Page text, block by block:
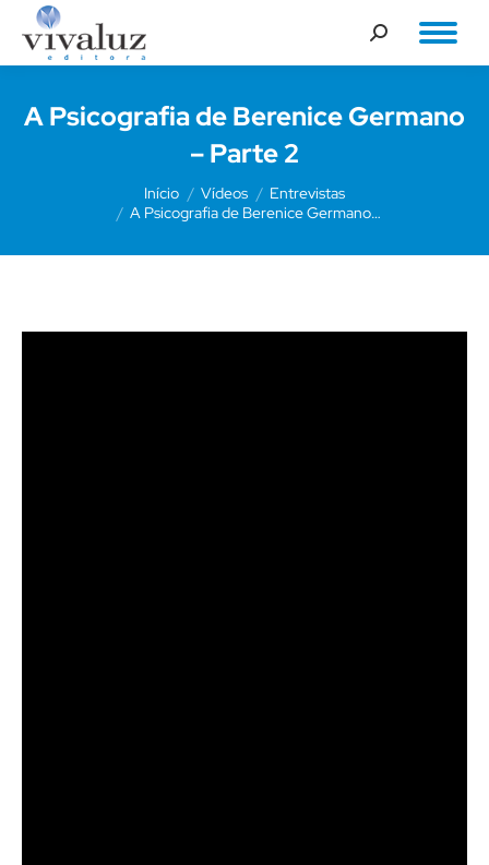
Buscar
A Psicografia de Berenice Germano
– Parte 2
Início Vídeos
Entrevistas
A Psicografia de Berenice Germano…